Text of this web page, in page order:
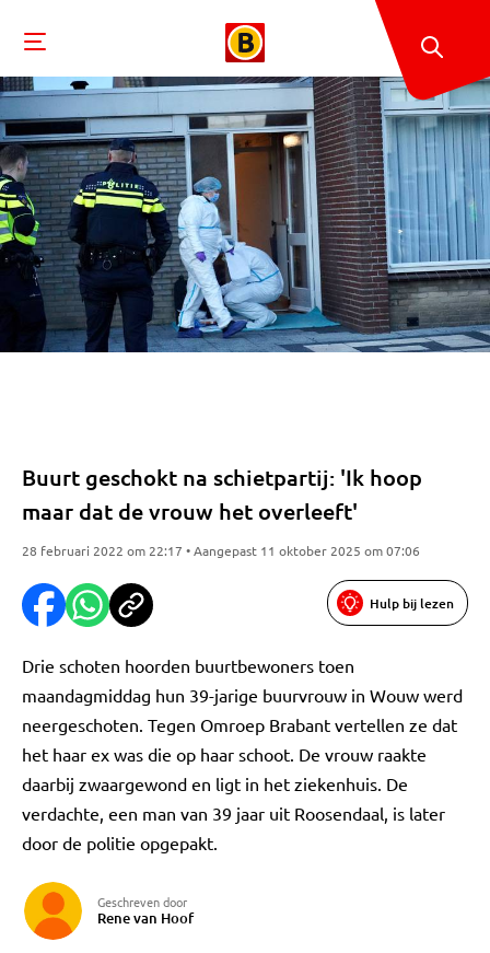
Buurt geschokt na schietpartij: 'Ik hoop
maar dat de vrouw het overleeft'
28 februari 2022 om 22:17 • Aangepast 11 oktober 2025 om 07:06
Hulp bij lezen
Drie schoten hoorden buurtbewoners toen
maandagmiddag hun 39-jarige buurvrouw in Wouw werd
neergeschoten. Tegen Omroep Brabant vertellen ze dat
het haar ex was die op haar schoot. De vrouw raakte
daarbij zwaargewond en ligt in het ziekenhuis. De
verdachte, een man van 39 jaar uit Roosendaal, is later
door de politie opgepakt.
Geschreven door
Rene van Hoof